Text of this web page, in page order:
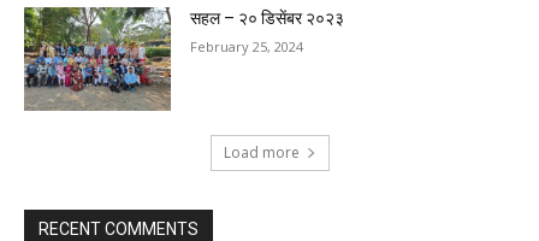
सहल – २० डिसेंबर २०२३
February 25, 2024
Load more
RECENT COMMENTS